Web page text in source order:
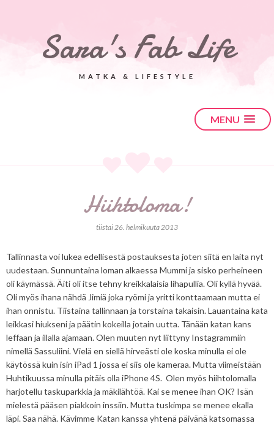
Sara's Fab Life
MATKA & LIFESTYLE
MENU
Hiihtoloma!
tiistai 26. helmikuuta 2013
Tallinnasta voi lukea edellisestä postauksesta joten siitä en laita nyt
uudestaan. Sunnuntaina loman alkaessa Mummi ja sisko perheineen
oli käymässä. Äiti oli itse tehny kreikkalaisia lihapullia. Oli kyllä hyvää.
Oli myös ihana nähdä Jimiä joka ryömi ja yritti konttaamaan mutta ei
ihan onnistu. Tiistaina tallinnaan ja torstaina takaisin. Lauantaina kata
leikkasi hiukseni ja päätin kokeilla jotain uutta. Tänään katan kans
leffaan ja illalla ajamaan. Olen muuten nyt liittyny Instagrammiin
nimellä Sassuliini. Vielä en siellä hirveästi ole koska minulla ei ole
käytössä kuin isin iPad 1 jossa ei siis ole kameraa. Mutta viimeistään
Huhtikuussa minulla pitäis olla iPhone 4S. Olen myös hiihtolomalla
harjotellu taskuparkkia ja mäkilähtöä. Kai se menee ihan OK? Isän
mielestä pääsen piakkoin inssiin. Mutta tuskimpa se menee ekalla
läpi. Saa nähä. Kävimme Katan kanssa yhtenä päivänä katsomassa